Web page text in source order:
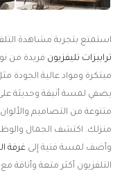
استمتع بتجربة مشاهدة
ترابيزات تليفزيون فريدة من
مبتكرة ومواد عالية الجودة
يضفي لمسة أنيقة وحديثة
متنوعة من التصاميم
منزلك. اكتشف الجمال
وأضف لمسة فنية إلى غرفة
التلفزيون أكثر متعة وأناقة مع